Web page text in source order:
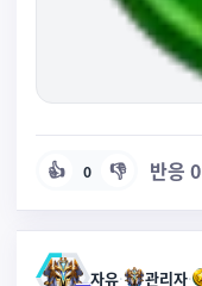
👍 0 👎 반응 0
자유· 관리자·